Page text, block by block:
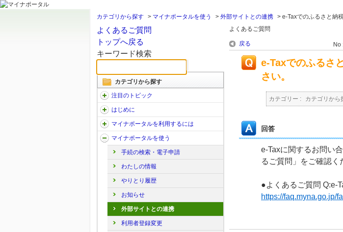
カテゴリから探す > マイナポータルを使う > 外部サイトとの連携 > e-Taxでのふるさと納
よくあるご質問
トップへ戻る
キーワード検索
カテゴリから探す
注目のトピック
はじめに
マイナポータルを利用するには
マイナポータルを使う
手続の検索・電子申請
わたしの情報
やりとり履歴
お知らせ
外部サイトとの連携
利用者登録変更
よくあるご質問
戻る No
e-Taxでのふるさ
さい。
カテゴリー : カテゴリから
回答
e-Taxに関するお問い
るご質問」をご確認く
●よくあるご質問 Q:e-
https://faq.myna.go.jp/